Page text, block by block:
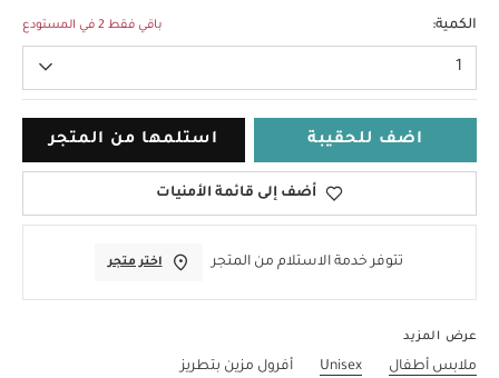
الكمية: باقي فقط 2 في المستودع
1
اضف للحقيبة استلمها من المتجر
أضف إلى قائمة الأمنيات
تتوفر خدمة الاستلام من المتجر اختر متجر
عرض المزيد
ملابس أطفال Unisex أفرول مزين بتطريز